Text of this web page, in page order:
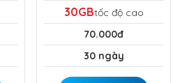
30GBtốc độ cao
70.000đ
30 ngày